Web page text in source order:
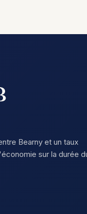
Bearny et un taux
sur la durée